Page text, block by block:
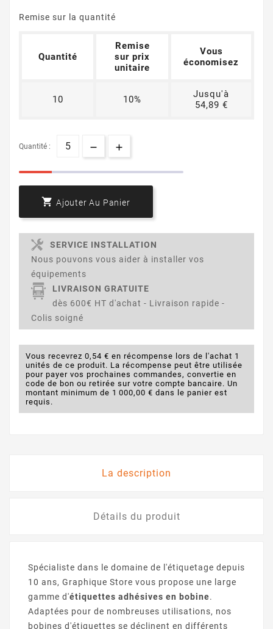
Remise sur la quantité
Quantité
Remise
sur prix
unitaire
Vous
économisez
10 10%
Jusqu'à
54,89 €
Quantité :
 Ajouter Au Panier
SERVICE INSTALLATION
Nous pouvons vous aider à installer vos
équipements
LIVRAISON GRATUITE
dès 600€ HT d'achat - Livraison rapide -
Colis soigné
Vous recevrez 0,54 € en récompense lors de l'achat 1
unités de ce produit. La récompense peut être utilisée
pour payer vos prochaines commandes, convertie en
code de bon ou retirée sur votre compte bancaire. Un
montant minimum de 1 000,00 € dans le panier est
requis.
La description
Détails du produit
Spécialiste dans le domaine de l'étiquetage depuis
10 ans, Graphique Store vous propose une large
gamme d'étiquettes adhésives en bobine.
Adaptées pour de nombreuses utilisations, nos
bobines d'étiquettes se déclinent en différents